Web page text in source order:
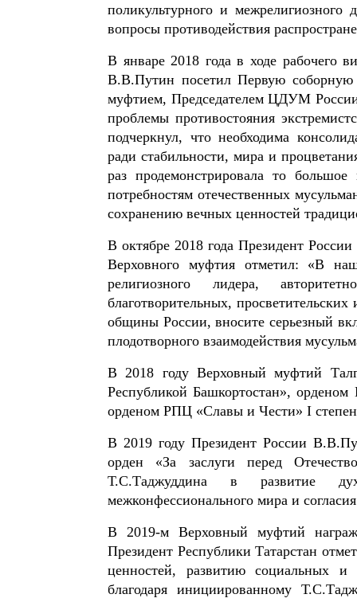
поликультурного и
вопросы противодействия
В январе 2018 года в ходе рабочего
В.В.Путин посетил Первую
муфтием, Председателем ЦДУМ
проблемы противостояния
подчеркнул, что необходима
ради стабильности, мира и
раз продемонстрировала то
потребностям отечественных
сохранению вечных ценностей
В октябре 2018 года Президент
Верховного муфтия отметил: «В
религиозного лидера,
благотворительных,
общины России, вносите серьезный
плодотворного взаимодействия
В 2018 году Верховный муфтий
Республикой Башкортостан»,
орденом РПЦ «Славы и Чести» I
В 2019 году Президент России
орден «За заслуги перед
Т.С.Таджуддина в развитие
межконфессионального мира и
В 2019-м Верховный муфтий
Президент Республики Татарстан
ценностей, развитию социальных и
благодаря инициированному